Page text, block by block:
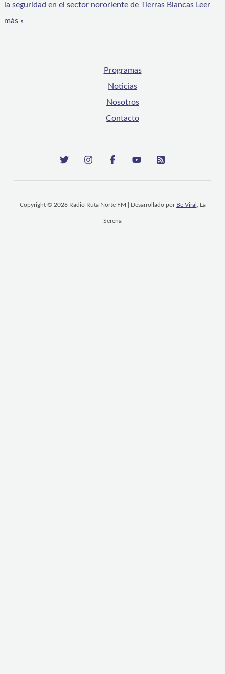
la seguridad en el sector nororiente de Tierras Blancas Leer
más »
Programas
Noticias
Nosotros
Contacto
Copyright © 2026 Radio Ruta Norte FM | Desarrollado por Be Viral , La
Serena